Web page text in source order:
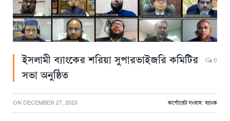
ইসলামী ব্যাংকের শরিয়া সুপারভাইজরি কমিটির
সভা অনুষ্ঠিত
0
ON DECEMBER 27, 2023 কর্পোরেট সংবাদ,ব্যাংক